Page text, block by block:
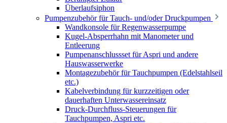
Überlaufsiphon
Pumpenzubehör für Tauch- und/oder Druckpumpen
Wandkonsole für Regenwasserpumpe
Kugel-Absperrhahn mit Manometer und
Entleerung
Pumpenanschlussset für Aspri und andere
Hauswasserwerke
Montagezubehör für Tauchpumpen (Edelstahlseil
etc.)
Kabelverbindung für kurzzeitigen oder
dauerhaften Unterwassereinsatz
Druck-Durchfluss-Steuerungen für
Tauchpumpen, Aspri etc.